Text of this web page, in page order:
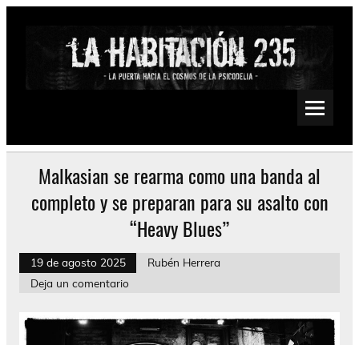
Saltar
Psychedelic, Stoner, Doom, Sludge, Fuzz, Space, Drone
Malkasian se rearma como una banda al
completo y se preparan para su asalto con
“Heavy Blues”
19 de agosto 2025
Rubén Herrera
Deja un comentario